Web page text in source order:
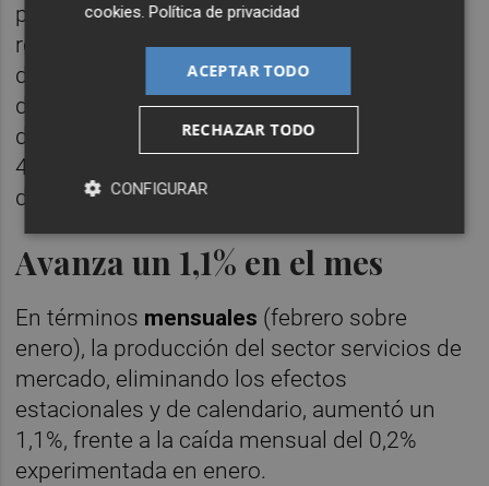
producción en el comercio subió un 2,6%
respecto a febrero de 2023, mientras que la
de los otros servicios creció un 6,2%. En los
dos primeros meses del año, la producción
del sector servicios avanzó una media del
4,5% (un 3,8% en la serie
desestacionalizada).
Avanza un 1,1% en el mes
En términos mensuales (febrero sobre
enero), la producción del sector servicios de
mercado, eliminando los efectos
estacionales y de calendario, aumentó un
1,1%, frente a la caída mensual del 0,2%
experimentada en enero.
cookies .Política de privacidad
ACEPTAR TODO
RECHAZAR TODO
CONFIGURAR